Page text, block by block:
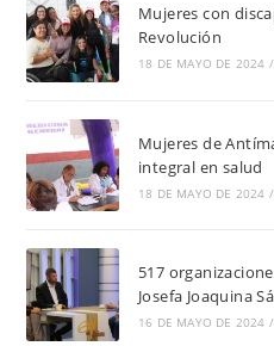
Mujeres con
Revolución
18 DE MAYO DE 2024 /
Mujeres de
integral en salud
18 DE MAYO DE 2024 /
517
Josefa Joaquina
16 DE MAYO DE 2024 /